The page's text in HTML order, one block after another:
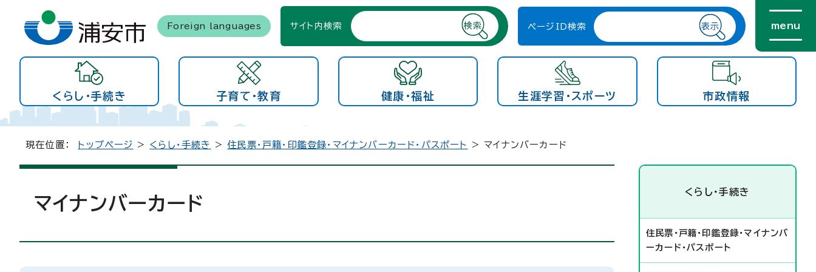
Foreign languages サイト内検索 ページID検索 menu
くらし・手続き 子育て・教育 健康・福祉 生涯学習・スポーツ 市政情報
現在位置： トップページ > くらし・手続き >住民票・戸籍・印鑑登録・マイナンバーカード・パスポート > マイナンバーカード
マイナンバーカード
くらし・手続き
住民票・戸籍・印鑑登録・マイナンバ
ーカード・パスポート